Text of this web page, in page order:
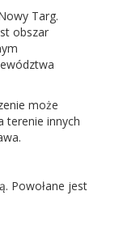
Targ.
obszar
może
terenie innych
Powołane jest